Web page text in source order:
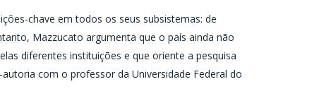
chave em todos os seus subsistemas: de
Mazzucato argumenta que o país ainda não
diferentes instituições e que oriente a pesquisa
com o professor da Universidade Federal do